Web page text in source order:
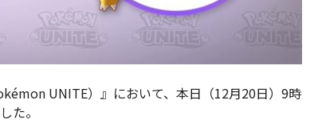
UNITE）』において、本日（12月20日）9時
た。